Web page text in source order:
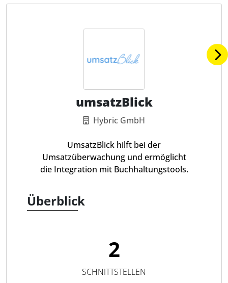
umsatzBlick
Hybric GmbH
UmsatzBlick hilft bei der
Umsatzüberwachung und ermöglicht
die Integration mit Buchhaltungstools.
Überblick
2
SCHNITTSTELLEN